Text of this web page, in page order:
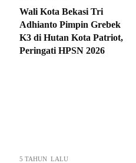
Wali Kota Bekasi Tri
Adhianto Pimpin Grebek
K3 di Hutan Kota Patriot,
Peringati HPSN 2026
5 TAHUN LALU